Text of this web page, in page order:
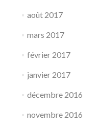
août 2017
mars 2017
février 2017
janvier 2017
décembre 2016
novembre 2016